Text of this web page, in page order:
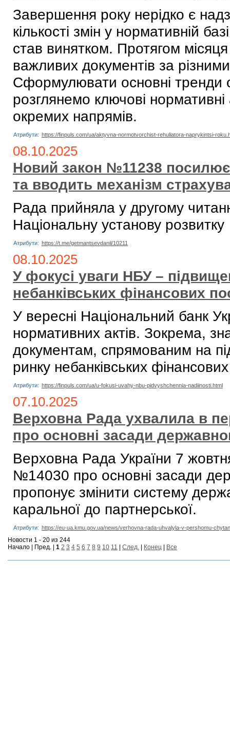
Завершення року нерідко є
кількості змін у нормативній
став винятком. Протягом
важливих документів за
Сформулювати основні тренди
розглянемо ключові нормативні
окремих напрямів.
Атрибути: https://finpuls.com/ua/aktyvna-normotvorchist-rehuliatora-naprykintsi-
08.10.2025
Новий закон №11238 посилює
та вводить механізм
Рада прийняла у другому
Національну установу розвитку
Атрибути: https://t.me/getmantsevdanil/10211
08.10.2025
У фокусі уваги НБУ –
небанківських фінансових
У вересні Національний банк
нормативних актів. Зокрема,
документам, спрямованим на
ринку небанківських
Атрибути: https://finpuls.com/ua/u-fokusi-uvahy-nbu-pidvyshchennia-nadiinosti.html
07.10.2025
Верховна Рада ухвалила в
про основні засади
Верховна Рада України 7
№14030 про основні засади
пропонує змінити систему
каральної до партнерської.
Атрибути: https://eu-ua.kmu.gov.ua/news/verhovna-rada-uhvalyla-v-pershomu-
Новости 1 - 20 из 244
Начало | Пред. | 1 2 3 4 5 6 7 8 9 10 11 След. Конец Все